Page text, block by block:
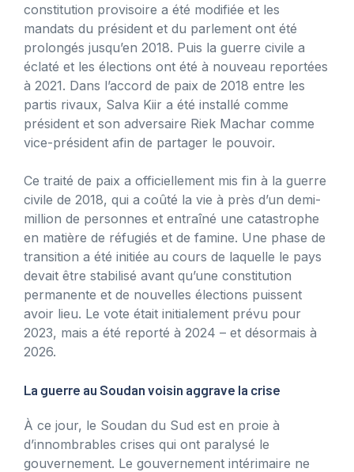
constitution provisoire a été modifiée et les
mandats du président et du parlement ont été
prolongés jusqu’en 2018. Puis la guerre civile a
éclaté et les élections ont été à nouveau reportées
à 2021. Dans l’accord de paix de 2018 entre les
partis rivaux, Salva Kiir a été installé comme
président et son adversaire Riek Machar comme
vice-président afin de partager le pouvoir.
Ce traité de paix a officiellement mis fin à la guerre
civile de 2018, qui a coûté la vie à près d’un demi-
million de personnes et entraîné une catastrophe
en matière de réfugiés et de famine. Une phase de
transition a été initiée au cours de laquelle le pays
devait être stabilisé avant qu’une constitution
permanente et de nouvelles élections puissent
avoir lieu. Le vote était initialement prévu pour
2023, mais a été reporté à 2024 – et désormais à
2026.
La guerre au Soudan voisin aggrave la crise
À ce jour, le Soudan du Sud est en proie à
d’innombrables crises qui ont paralysé le
gouvernement. Le gouvernement intérimaire ne